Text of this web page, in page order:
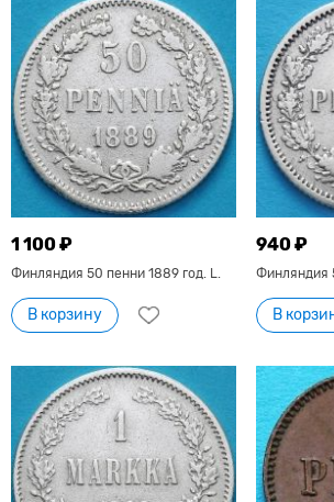
1 100 ₽
Финляндия 50 пенни 1889 год. L.
В корзину
940 ₽
Финляндия
В